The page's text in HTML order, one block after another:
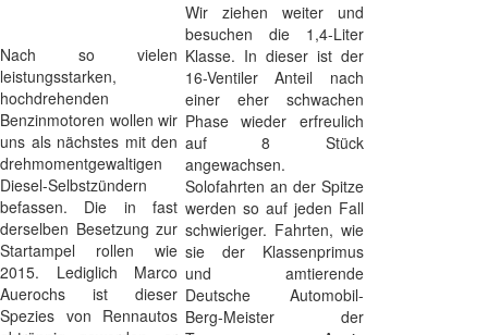
Nach so vielen
leistungsstarken,
hochdrehenden
Benzinmotoren wollen wir
uns als nächstes mit den
drehmomentgewaltigen
Diesel-Selbstzündern
befassen. Die in fast
derselben Besetzung zur
Startampel rollen wie
2015. Lediglich Marco
Auerochs ist dieser
Spezies von Rennautos
Wir ziehen weiter und
besuchen die 1,4-Liter
Klasse. In dieser ist der
16-Ventiler Anteil nach
einer eher schwachen
Phase wieder erfreulich
auf 8 Stück
angewachsen.
Solofahrten an der Spitze
werden so auf jeden Fall
schwieriger. Fahrten, wie
sie der Klassenprimus
und amtierende
Deutsche Automobil-
Berg-Meister der